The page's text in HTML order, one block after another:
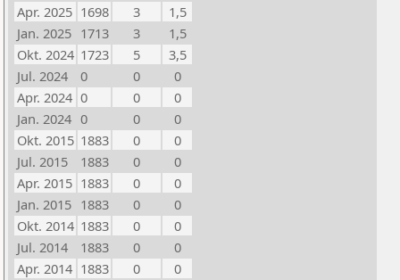
Apr. 2025 1698 3
1,5
Jan. 2025 1713 3
1,5
Okt. 2024 1723 5
3,5
Jul. 2024
0 0
0
Apr. 2024 0 0
0
Jan. 2024 0 0
0
Okt. 2015 1883 0
0
Jul. 2015
1883 0
0
Apr. 2015 1883 0
0
Jan. 2015 1883 0
0
Okt. 2014 1883 0
0
Jul. 2014
1883 0
0
Apr. 2014 1883 0
0